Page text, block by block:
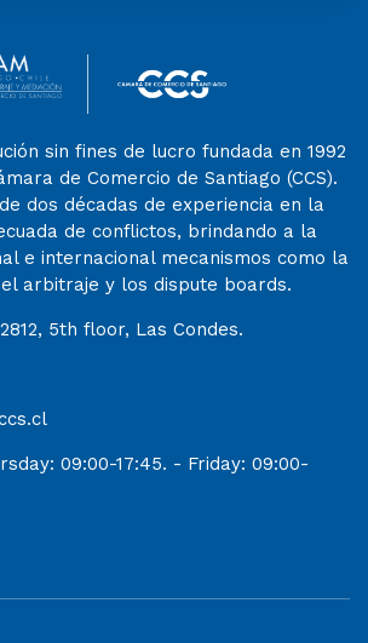
sin fines de lucro fundada en 1992
de Comercio de Santiago (CCS).
dos décadas de experiencia en la
de conflictos, brindando a la
e internacional mecanismos como la
el arbitraje y los dispute boards.
5th floor, Las Condes.
09:00-17:45. - Friday: 09:00-